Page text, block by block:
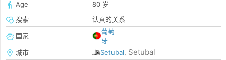
Age
80 岁
搜索
认真的关系
国家
葡萄
牙
城市
Setubal, Setubal